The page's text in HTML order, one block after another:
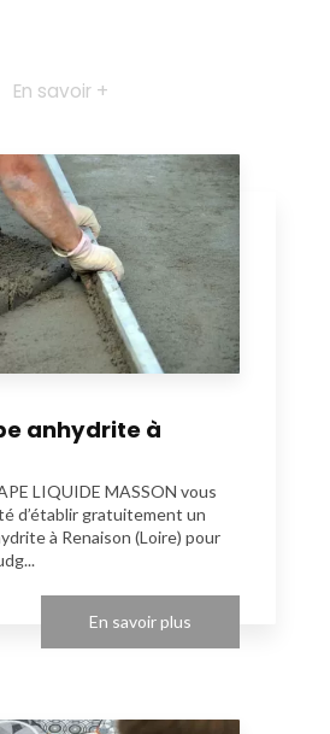
En savoir +
anhydrite à
LIQUIDE MASSON vous
d’établir gratuitement un
à Renaison (Loire) pour
En savoir plus